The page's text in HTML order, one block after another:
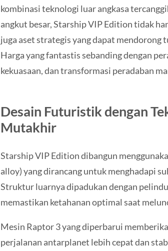
kombinasi teknologi luar angkasa
angkut besar, Starship VIP Edition tidak
juga aset strategis yang dapat mendorong
Harga yang fantastis sebanding dengan
kekuasaan, dan transformasi peradaban
Desain Futuristik dengan
Mutakhir
Starship VIP Edition dibangun
alloy) yang dirancang untuk menghadapi
Struktur luarnya dipadukan dengan
memastikan ketahanan optimal saat
Mesin Raptor 3 yang diperbarui
perjalanan antarplanet lebih cepat dan